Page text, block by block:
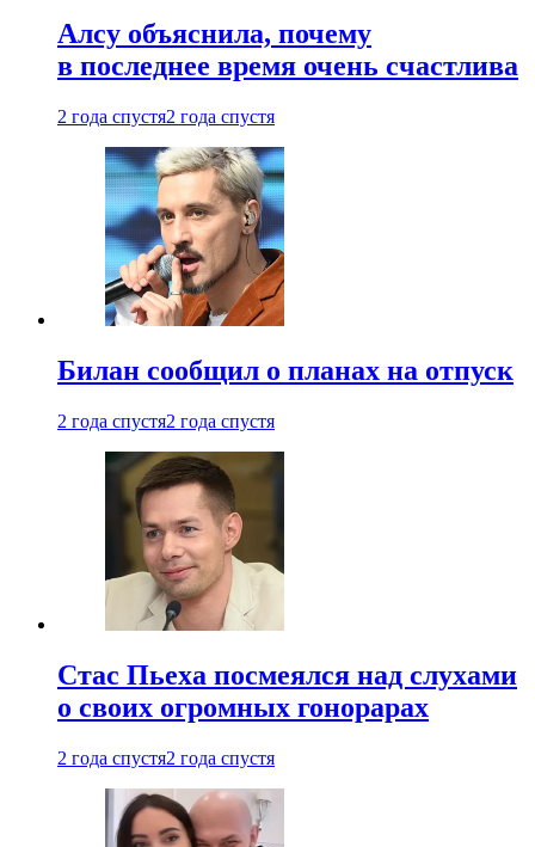
Алсу объяснила, почему
в последнее время очень счастлива
2 года спустя2 года спустя
Билан сообщил о планах на отпуск
2 года спустя2 года спустя
Стас Пьеха посмеялся над слухами
о своих огромных гонорарах
2 года спустя2 года спустя